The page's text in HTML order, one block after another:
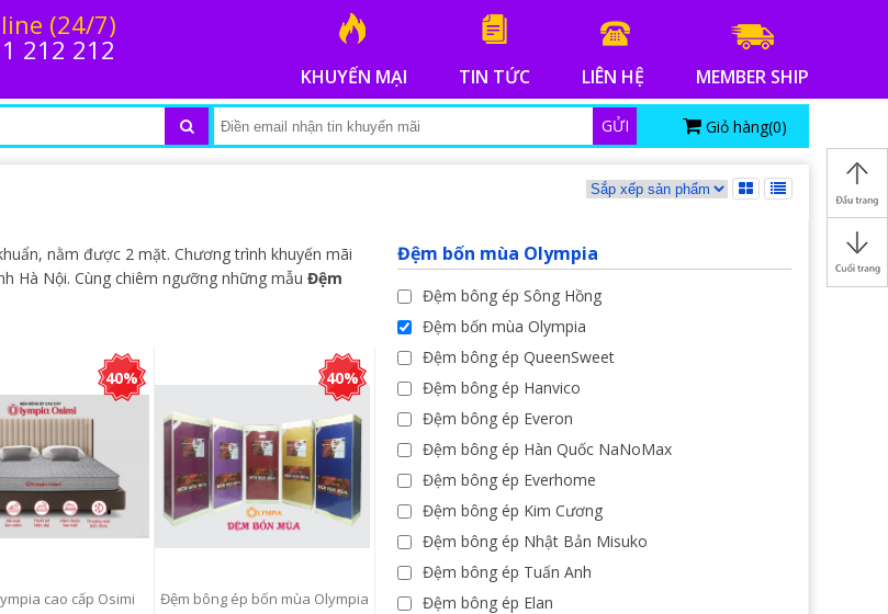
(24/7)
212 212
KHUYẾN MẠI TIN TỨC LIÊN HỆ MEMBER SHIP
GỬI Giỏ hàng(0)
nằm được 2 mặt. Chương trình khuyến mãi
Hà Nội. Cùng chiêm ngưỡng những mẫu Đệm
40%
cao cấp Osimi
40%
Đệm bông ép bốn mùa Olympia
Đệm bốn mùa Olympia
Đệm bông ép Sông Hồng
Đệm bốn mùa Olympia
Đệm bông ép QueenSweet
Đệm bông ép Hanvico
Đệm bông ép Everon
Đệm bông ép Hàn Quốc NaNoMax
Đệm bông ép Everhome
Đệm bông ép Kim Cương
Đệm bông ép Nhật Bản Misuko
Đệm bông ép Tuấn Anh
Đệm bông ép Elan